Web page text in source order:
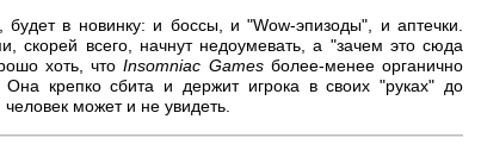
, будет в новинку: и боссы, и "Wow-эпизоды", и аптечки.
скорей всего, начнут недоумевать, а "зачем это сюда
хоть, чтоInsomniac Gamesболее-менее органично
крепко сбита и держит игрока в своих "руках" до
может и не увидеть.